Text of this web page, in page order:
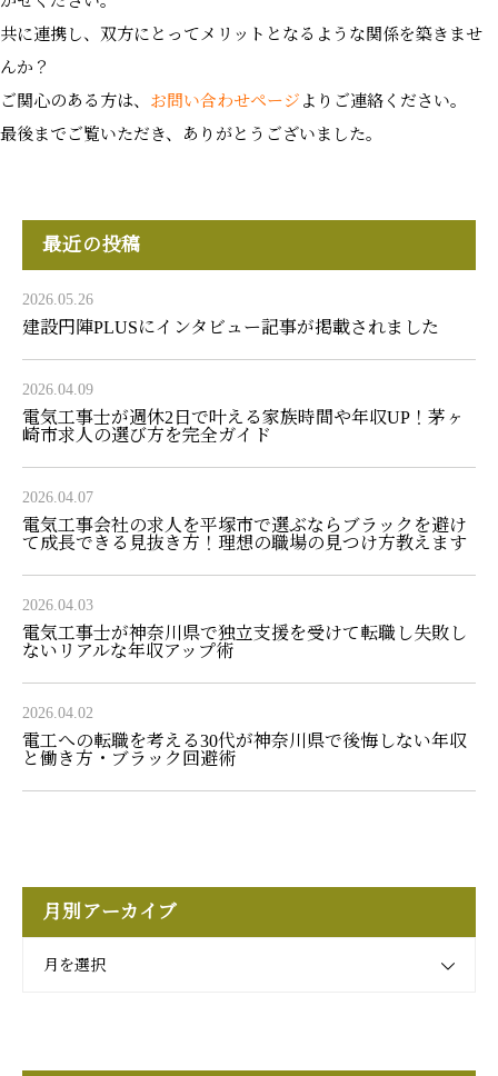
共に連携し、双方にとってメリットとなるような関係を築きませ
んか？
ご関心のある方は、 お問い合わせページ よりご連絡ください。
最後までご覧いただき、ありがとうございました。
最近の投稿
2026.05.26
建設円陣PLUSにインタビュー記事が掲載されました
2026.04.09
電気工事士が週休2日で叶える家族時間や年収UP！茅ヶ
崎市求人の選び方を完全ガイド
2026.04.07
電気工事会社の求人を平塚市で選ぶならブラックを避け
て成長できる見抜き方！理想の職場の見つけ方教えます
2026.04.03
電気工事士が神奈川県で独立支援を受けて転職し失敗し
ないリアルな年収アップ術
2026.04.02
電工への転職を考える30代が神奈川県で後悔しない年収
と働き方・ブラック回避術
月別アーカイブ
月を選択